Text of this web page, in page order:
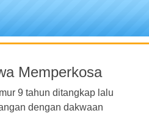
Memperkosa
9 tahun ditangkap lalu
dengan dakwaan